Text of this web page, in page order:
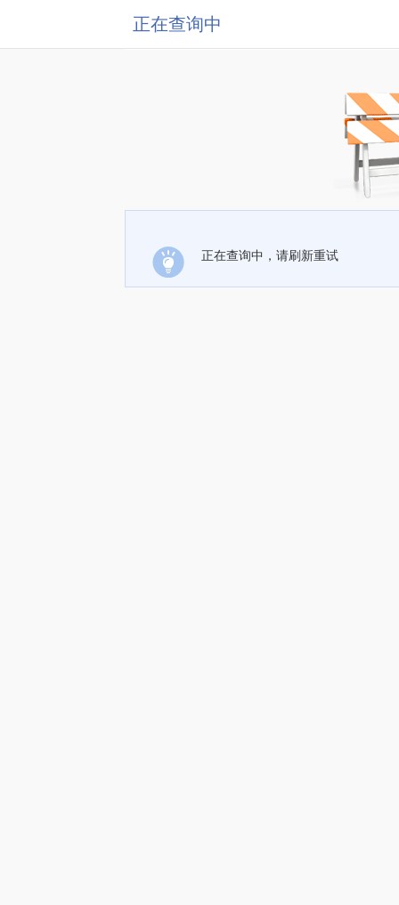
正在查询中
正在查询中，请刷新重试